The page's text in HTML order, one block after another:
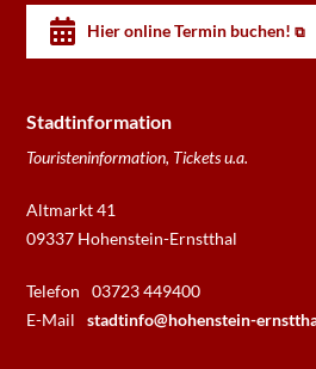
Hier online Termin buchen!
Stadtinformation
Touristeninformation, Tickets u.a.
Altmarkt 41
09337 Hohenstein-Ernstthal
Telefon
03723 449400
E-Mail
stadtinfo@hohenstein-